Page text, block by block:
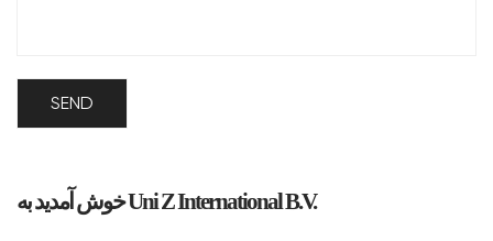
خوش آمدید به Uni Z International B.V.